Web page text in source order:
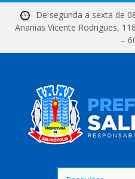
De segunda a sexta
Ananias Vicente
–